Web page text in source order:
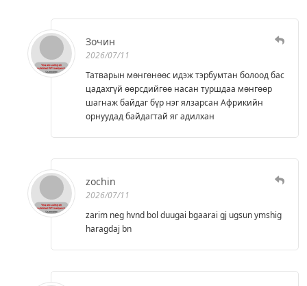
Зочин
2026/07/11
Татварын мөнгөнөөс идэж тэрбумтан болоод бас
цадахгүй өөрсдийгөө насан туршдаа мөнгөөр
шагнаж байдаг бүр нэг ялзарсан Африкийн
орнуудад байдагтай яг адилхан
zochin
2026/07/11
zarim neg hvnd bol duugai bgaarai gj ugsun ymshig
haragdaj bn